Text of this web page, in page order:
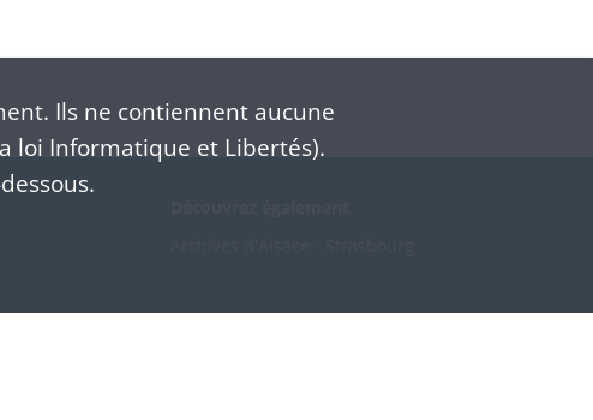
Ils ne contiennent aucune
loi Informatique et Libertés).